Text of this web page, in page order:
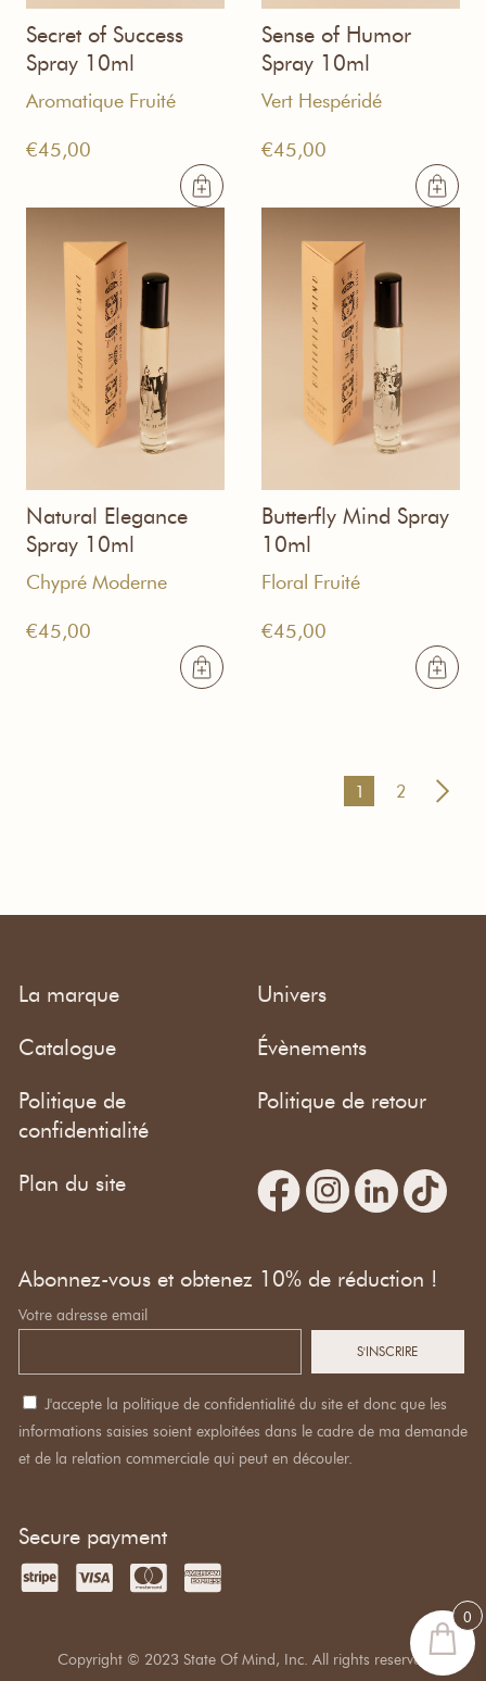
Secret of Success
Spray 10ml
Aromatique Fruité
€45,00
Sense of Humor
Spray 10ml
Vert Hespéridé
€45,00
Natural Elegance
Spray 10ml
Chypré Moderne
€45,00
Butterfly Mind Spray
10ml
Floral Fruité
€45,00
1 2
La marque Univers
Catalogue Évènements
Politique de
confidentialité
Politique de retour
Plan du site
Abonnez-vous et obtenez 10% de réduction !
Votre adresse email
J'accepte la politique de confidentialité du site et donc que les
informations saisies soient exploitées dans le cadre de ma demande
et de la relation commerciale qui peut en découler.
Secure payment
Copyright © 2023 State Of Mind, Inc. All rights reserved
0